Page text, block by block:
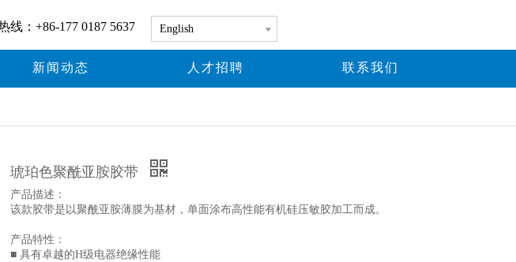
线：+86-177 0187 5637 English
新闻动态 人才招聘 联系我们
琥珀色聚酰亚胺胶带
产品描述：
该款胶带是以聚酰亚胺薄膜为基材，单面涂布高性能有机硅压敏胶加工而成。
产品特性：
■ 具有卓越的H级电器绝缘性能